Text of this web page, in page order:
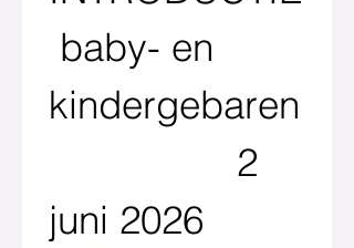
baby- en
kindergebaren
                 2
juni 2026